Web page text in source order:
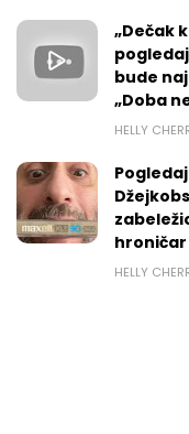
„Dečak
bude
„Doba
HELLY
HELLY